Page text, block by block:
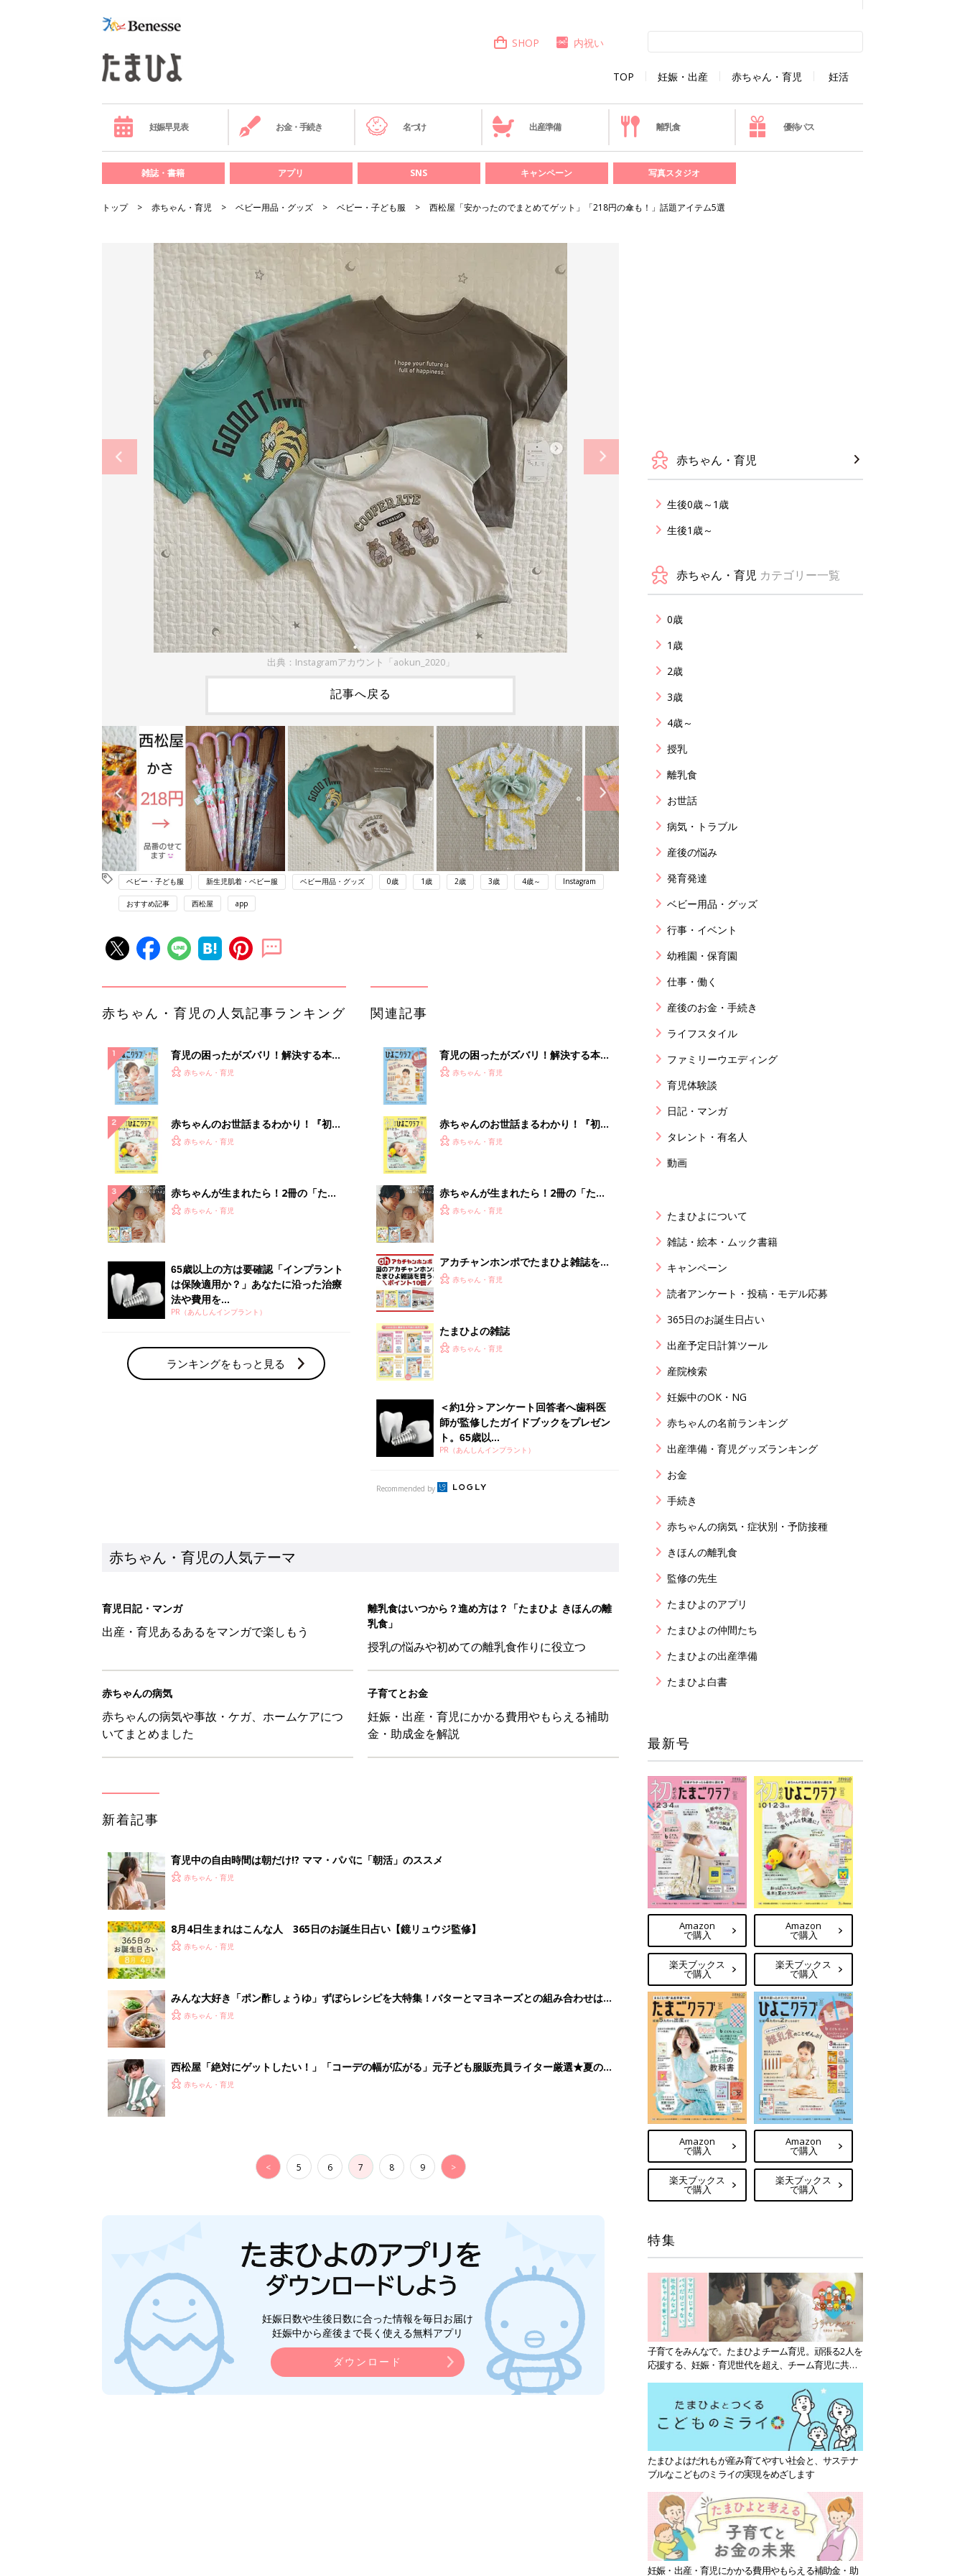
TOP 妊娠・出産 赤ちゃん・育児 妊活
SHOP 内祝い
妊娠早見表 お金・手続き 名づけ 出産準備 離乳食 優待パス
雑誌・書籍 アプリ SNS キャンペーン 写真スタジオ
トップ 赤ちゃん・育児 ベビー用品・グッズ ベビー・子ども服 西松屋「安かったのでまとめてゲット」「218円の傘も！」話題アイテム5選
出典：Instagramアカウント「aokun_2020」
記事へ戻る
ベビー・子ども服 新生児肌着・ベビー服 ベビー用品・グッズ 0歳 1歳 2歳 3歳 4歳～ Instagram
おすすめ記事 西松屋 app
赤ちゃん・育児の人気記事ランキング
育児の困ったがズバリ！解決する本
『ひよこクラブ 夏号』 4カ月～2才
赤ちゃん・育児
赤ちゃんのお世話まるわかり！『初め
てのひよこクラブ 夏号』〈巻頭大特
解決テク
赤ちゃん・育児
赤ちゃんが生まれたら！2冊の「たま
ひよ」
赤ちゃん・育児
65歳以上の方は要確認「インプラント
は保険適用か？」あなたに沿った治療
法や費用を...
PR（あんしんインプラント）
ランキングをもっと見る
関連記事
育児の困ったがズバリ！解決する本
『ひよこクラブ 秋号』 4カ月～2才
赤ちゃん・育児
赤ちゃんのお世話まるわかり！『初め
てのひよこクラブ 夏号』〈巻頭大特
解決テク
赤ちゃん・育児
赤ちゃんが生まれたら！2冊の「たま
ひよ」
赤ちゃん・育児
アカチャンホンポでたまひよ雑誌を買
うとポイント10倍【期間限定】
赤ちゃん・育児
たまひよの雑誌
赤ちゃん・育児
＜約1分＞アンケート回答者へ歯科医
師が監修したガイドブックをプレゼン
ト。65歳以...
PR（あんしんインプラント）
Recommended by
赤ちゃん・育児の人気テーマ
育児日記・マンガ
出産・育児あるあるをマンガで楽しもう
離乳食はいつから？進め方は？「たまひよ きほんの離
乳食」
授乳の悩みや初めての離乳食作りに役立つ
赤ちゃんの病気
赤ちゃんの病気や事故・ケガ、ホームケアにつ
いてまとめました
子育てとお金
妊娠・出産・育児にかかる費用やもらえる補助
金・助成金を解説
新着記事
育児中の自由時間は朝だけ!? ママ・パパに「朝活」のススメ
赤ちゃん・育児
8月4日生まれはこんな人 365日のお誕生日占い【鏡リュウジ監修】
赤ちゃん・育児
みんな大好き「ポン酢しょうゆ」ずぼらレシピを大特集！バターとマヨネーズとの組み合わせは栄
養学的にも最高⁉
赤ちゃん・育児
西松屋「絶対にゲットしたい！」「コーデの幅が広がる」元子ども服販売員ライター厳選★夏のバ
ズりアイテム5選
赤ちゃん・育児
< 5 6 7 8 9 >
妊娠日数や生後日数に合った情報を毎日お届け
妊娠中から産後まで長く使える無料アプリ
ダウンロード
赤ちゃん・育児
生後0歳～1歳
生後1歳～
赤ちゃん・育児 カテゴリー一覧
0歳
1歳
2歳
3歳
4歳～
授乳
離乳食
お世話
病気・トラブル
産後の悩み
発育発達
ベビー用品・グッズ
行事・イベント
幼稚園・保育園
仕事・働く
産後のお金・手続き
ライフスタイル
ファミリーウエディング
育児体験談
日記・マンガ
タレント・有名人
動画
たまひよについて
雑誌・絵本・ムック書籍
キャンペーン
読者アンケート・投稿・モデル応募
365日のお誕生日占い
出産予定日計算ツール
産院検索
妊娠中のOK・NG
赤ちゃんの名前ランキング
出産準備・育児グッズランキング
お金
手続き
赤ちゃんの病気・症状別・予防接種
きほんの離乳食
監修の先生
たまひよのアプリ
たまひよの仲間たち
たまひよの出産準備
たまひよ白書
最新号
Amazon
で購入
楽天ブックス
で購入
Amazon
で購入
楽天ブックス
で購入
Amazon
で購入
楽天ブックス
で購入
Amazon
で購入
楽天ブックス
で購入
特集
子育てをみんなで。たまひよチーム育児。頑張る2人を
応援する、妊娠・育児世代を超え、チーム育児に共感
たまひよはだれもが産み育てやすい社会と、サステナ
ブルなこどものミライの実現をめざします
妊娠・出産・育児にかかる費用やもらえる補助金・助